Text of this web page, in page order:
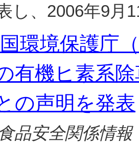
し、2006年9月
環境保護庁
有機ヒ素系
の声明を発表
食品安全関係情報